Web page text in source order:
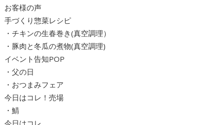
お客様の声
手づくり惣菜レシピ
・チキンの生春巻き(真空調理）
・豚肉と冬瓜の煮物(真空調理)
イベント告知POP
・父の日
・おつまみフェア
今日はコレ！売場
・鯖
今日はコレ